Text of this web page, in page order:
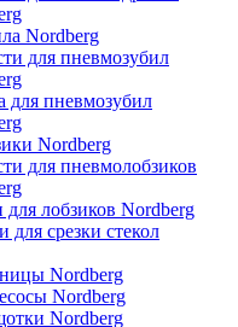
Nordberg
для пневмозубил
для пневмозубил
Nordberg
для пневмолобзиков
лобзиков Nordberg
срезки стекол
Nordberg
Nordberg
Nordberg